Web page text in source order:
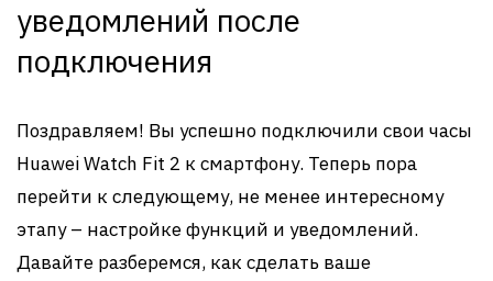
уведомлений после
подключения
Поздравляем! Вы успешно подключили свои часы
Huawei Watch Fit 2 к смартфону. Теперь пора
перейти к следующему, не менее интересному
этапу – настройке функций и уведомлений.
Давайте разберемся, как сделать ваше